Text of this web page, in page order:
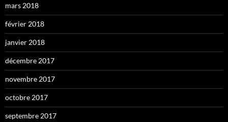
mars 2018
février 2018
janvier 2018
décembre 2017
novembre 2017
octobre 2017
septembre 2017